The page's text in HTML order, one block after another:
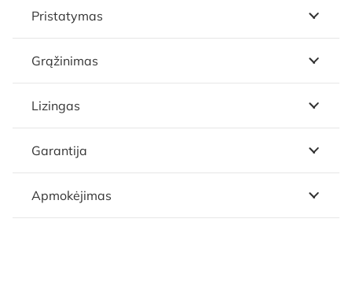
Pristatymas
Grąžinimas
Lizingas
Garantija
Apmokėjimas